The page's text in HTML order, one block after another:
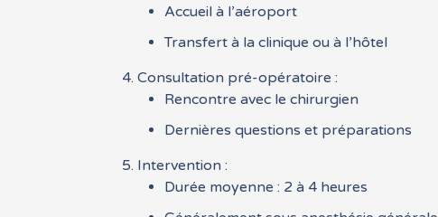
Accueil à l’aéroport
Transfert à la clinique ou à l’hôtel
Consultation pré-opératoire :
Rencontre avec le chirurgien
Dernières questions et préparations
Intervention :
Durée moyenne : 2 à 4 heures